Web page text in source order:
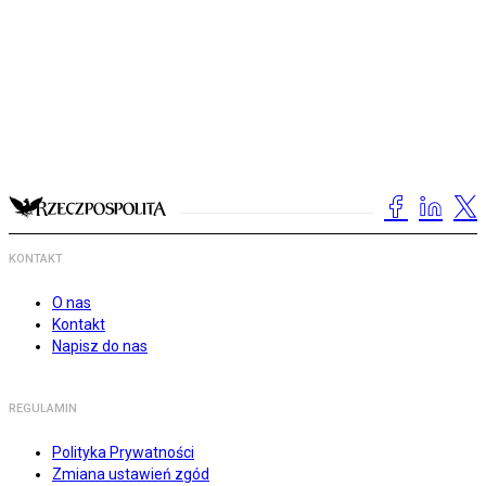
KONTAKT
O nas
Kontakt
Napisz do nas
REGULAMIN
Polityka Prywatności
Zmiana ustawień zgód